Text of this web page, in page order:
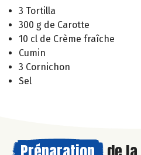
3 Tortilla
300 g de Carotte
10 cl de Crème fraîche
Cumin
3 Cornichon
Sel